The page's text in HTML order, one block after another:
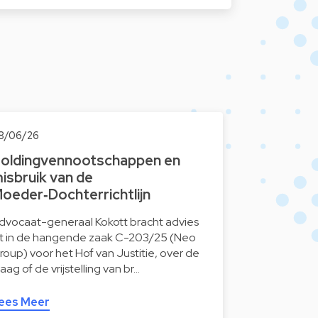
06/26
en
van de
generaal Kokott bracht advies
in de hangende zaak C-203/25 (Neo
voor het Hof van Justitie, over de
of de vrijstelling van br…
Meer